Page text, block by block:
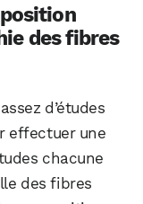
des fibres
d’études
effectuer une
chacune
des fibres